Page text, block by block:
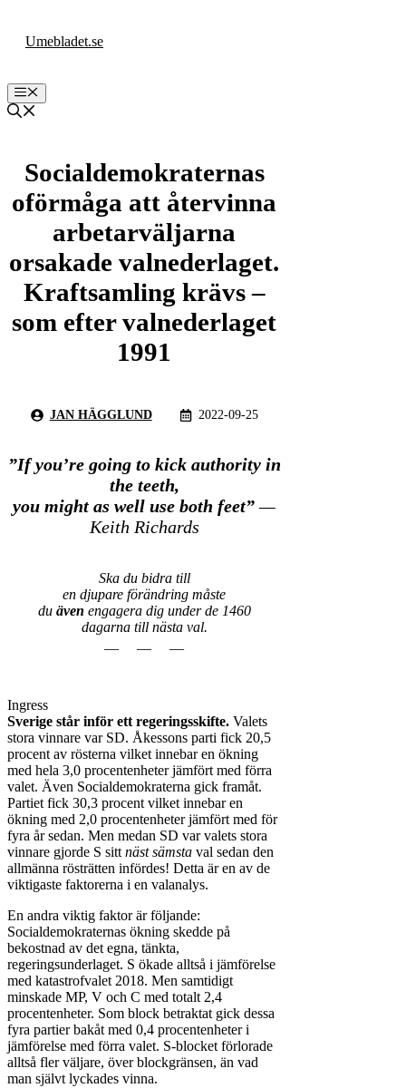
Umebladet.se
Meny
Socialdemokraternas
oförmåga att återvinna
arbetarväljarna
orsakade valnederlaget.
Kraftsamling krävs –
som efter valnederlaget
1991
JAN HÄGGLUND 2022-09-25
”If you’re going to kick authority in
the teeth,
you might as well use both feet”—
Keith Richards
Ska du bidra till
en djupare förändring måste
du även engagera dig under de 1460
dagarna till nästa val.
Ingress
Sverige står inför ett regeringsskifte. Valets
stora vinnare var SD. Åkessons parti fick 20,5
procent av rösterna vilket innebar en ökning
med hela 3,0 procentenheter jämfört med förra
valet. Även Socialdemokraterna gick framåt.
Partiet fick 30,3 procent vilket innebar en
ökning med 2,0 procentenheter jämfört med för
fyra år sedan. Men medan SD var valets stora
vinnare gjorde S sitt näst sämsta val sedan den
allmänna rösträtten infördes! Detta är en av de
viktigaste faktorerna i en valanalys.
En andra viktig faktor är följande:
Socialdemokraternas ökning skedde på
bekostnad av det egna, tänkta,
regeringsunderlaget. S ökade alltså i jämförelse
med katastrofvalet 2018. Men samtidigt
minskade MP, V och C med totalt 2,4
procentenheter. Som block betraktat gick dessa
fyra partier bakåt med 0,4 procentenheter i
jämförelse med förra valet. S-blocket förlorade
alltså fler väljare, över blockgränsen, än vad
man självt lyckades vinna.